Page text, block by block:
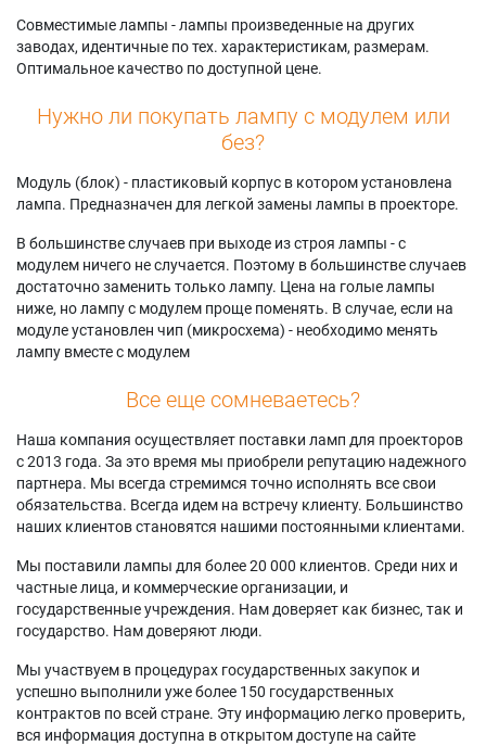
Совместимые лампы - лампы произведенные на других
заводах, идентичные по тех. характеристикам, размерам.
Оптимальное качество по доступной цене.
Нужно ли покупать лампу с модулем или
без?
Модуль (блок) - пластиковый корпус в котором установлена
лампа. Предназначен для легкой замены лампы в проекторе.
В большинстве случаев при выходе из строя лампы - с
модулем ничего не случается. Поэтому в большинстве случаев
достаточно заменить только лампу. Цена на голые лампы
ниже, но лампу с модулем проще поменять. В случае, если на
модуле установлен чип (микросхема) - необходимо менять
лампу вместе с модулем
Все еще сомневаетесь?
Наша компания осуществляет поставки ламп для проекторов
с 2013 года. За это время мы приобрели репутацию надежного
партнера. Мы всегда стремимся точно исполнять все свои
обязательства. Всегда идем на встречу клиенту. Большинство
наших клиентов становятся нашими постоянными клиентами.
Мы поставили лампы для более 20 000 клиентов. Среди них и
частные лица, и коммерческие организации, и
государственные учреждения. Нам доверяет как бизнес, так и
государство. Нам доверяют люди.
Мы участвуем в процедурах государственных закупок и
успешно выполнили уже более 150 государственных
контрактов по всей стране. Эту информацию легко проверить,
вся информация доступна в открытом доступе на сайте